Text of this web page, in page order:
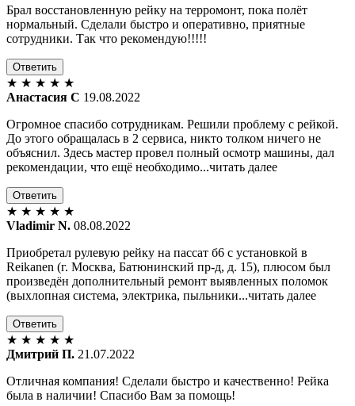
Брал восстановленную рейку на терромонт, пока полёт
нормальный. Сделали быстро и оперативно, приятные
сотрудники. Так что рекомендую!!!!!
Ответить
★ ★ ★ ★ ★
Анастасия С 19.08.2022
Огромное спасибо сотрудникам. Решили проблему с рейкой.
До этого обращалась в 2 сервиса, никто толком ничего не
объяснил. Здесь мастер провел полный осмотр машины, дал
рекомендации, что ещё необходимо...читать далее
Ответить
★ ★ ★ ★ ★
Vladimir N. 08.08.2022
Приобретал рулевую рейку на пассат б6 с установкой в
Reikanen (г. Москва, Батюнинский пр-д, д. 15), плюсом был
произведён дополнительный ремонт выявленных поломок
(выхлопная система, электрика, пыльники...читать далее
Ответить
★ ★ ★ ★ ★
Дмитрий П. 21.07.2022
Отличная компания! Сделали быстро и качественно! Рейка
была в наличии! Спасибо Вам за помощь!